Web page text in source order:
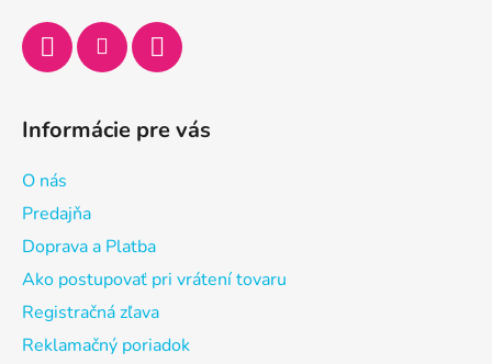
Informácie pre vás
O nás
Predajňa
Doprava a Platba
Ako postupovať pri vrátení tovaru
Registračná zľava
Reklamačný poriadok